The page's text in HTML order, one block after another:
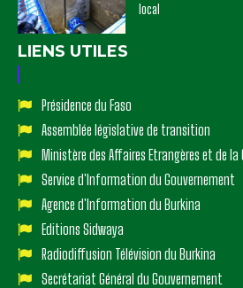
local
LIENS UTILES
Présidence du Faso
Assemblée législative de transition
Ministère des Affaires Etrangères et de la
Service d'Information du Gouvernement
Agence d'Information du Burkina
Editions Sidwaya
Radiodiffusion Télévision du Burkina
Secrétariat Général du Gouvernement